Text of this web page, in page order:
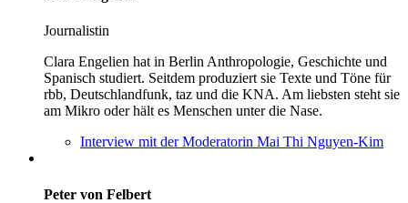
Journalistin
Clara Engelien hat in Berlin Anthropologie, Geschichte und
Spanisch studiert. Seitdem produziert sie Texte und Töne für
rbb, Deutschlandfunk, taz und die KNA. Am liebsten steht sie
am Mikro oder hält es Menschen unter die Nase.
Interview mit der Moderatorin Mai Thi Nguyen-Kim
Peter von Felbert